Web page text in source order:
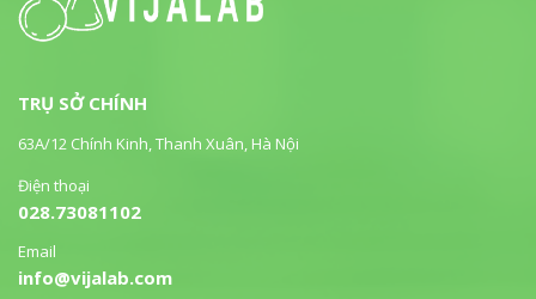
TRỤ SỞ CHÍNH
63A/12 Chính Kinh, Thanh Xuân, Hà Nội
Điện thoại
028.73081102
Email
info@vijalab.com